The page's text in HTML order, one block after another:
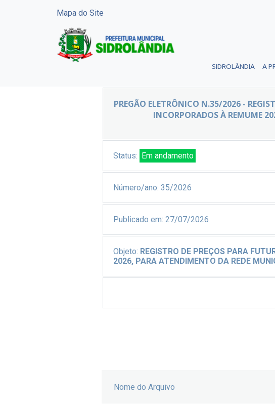
Mapa do Site
SIDROLÂNDIA A
PREGÃO ELETRÔNICO N.35/2026 -
INCORPORADOS À REMUME
Status: Em andamento
Número/ano: 35/2026
Publicado em: 27/07/2026
Objeto: REGISTRO DE PREÇOS PARA
2026, PARA ATENDIMENTO DA REDE
Nome do Arquivo